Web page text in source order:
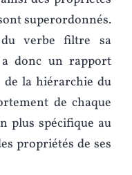
superordonnés.
du verbe filtre sa
donc un rapport
la hiérarchie du
de chaque
plus spécifique au
propriétés de ses